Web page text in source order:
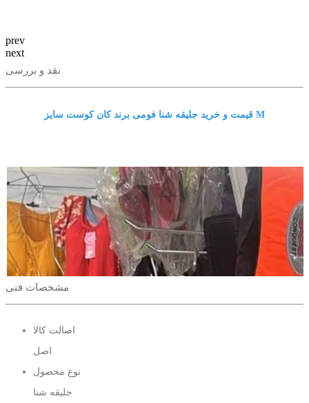
prev
next
نقد و بررسی
قیمت و خرید جلیقه شنا فومی برند کان کوست سایز M
مشخصات فنی
اصالت کالا
اصل
نوع محصول
جلیقه شنا